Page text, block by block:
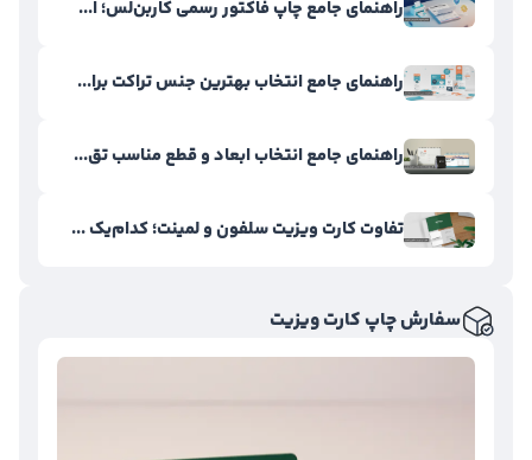
راهنمای جامع چاپ فاکتور رسمی کاربن‌لس؛ ا...
راهنمای جامع انتخاب بهترین جنس تراکت برا...
راهنمای جامع انتخاب ابعاد و قطع مناسب تق...
تفاوت کارت ویزیت سلفون و لمینت؛ کدام‌یک ...
سفارش چاپ کارت ویزیت